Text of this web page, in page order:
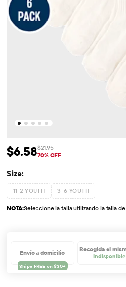
Precio de venta: $6.58
$6.58 Precio original: $21.95
$21.95
70% OFF
Size:
11-2 YOUTH 3-6 YOUTH
NOTA:Seleccione la talla utilizando la talla
Envío a domicilio Recogida el
Indisponible